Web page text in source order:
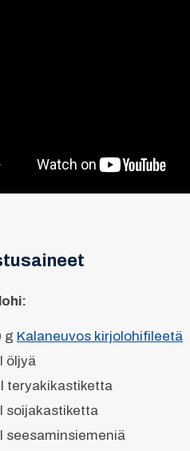
g Kalaneuvos kirjolohifileetä
öljyä
teryakikastiketta
soijakastiketta
seesaminsiemeniä